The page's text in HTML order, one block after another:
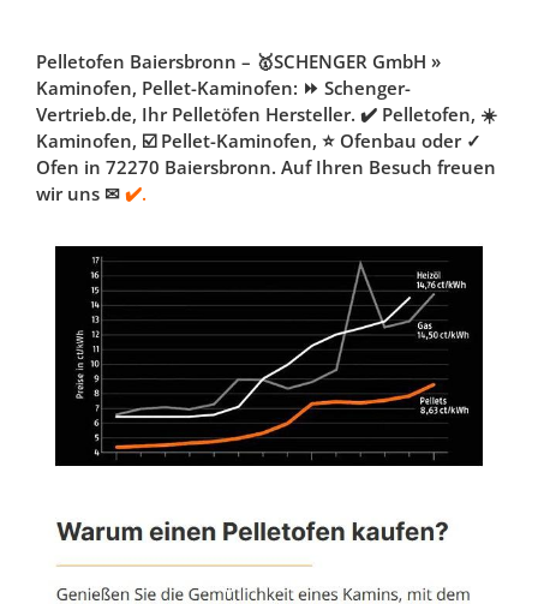
Pelletofen Baiersbronn – 🥇SCHENGER GmbH »
Kaminofen, Pellet-Kaminofen: ⏩ Schenger-
Vertrieb.de, Ihr Pelletöfen Hersteller. ✔️ Pelletofen, ☀️
Kaminofen, ☑️ Pellet-Kaminofen, ⭐ Ofenbau oder ✓
Ofen in 72270 Baiersbronn. Auf Ihren Besuch freuen
wir uns ✉ ✔️.